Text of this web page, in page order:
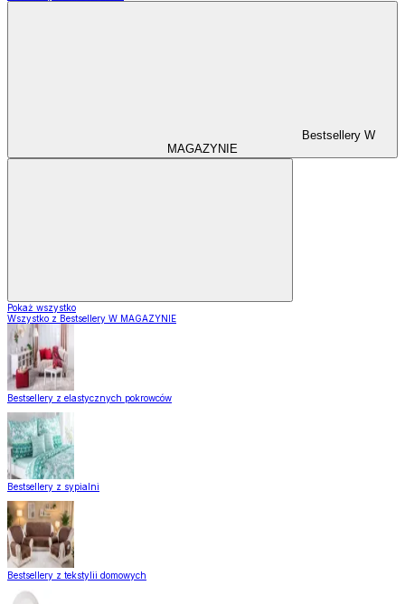
Bestsellery W
MAGAZYNIE
Pokaż wszystko
Wszystko z Bestsellery W MAGAZYNIE
Bestsellery z elastycznych pokrowców
Bestsellery z sypialni
Bestsellery z tekstylii domowych